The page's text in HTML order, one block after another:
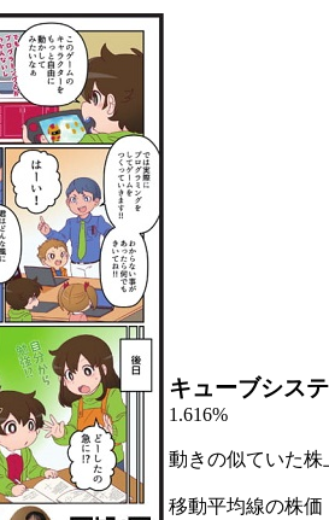
キューブシス
1.616%
動きの似ていた
移動平均線の株価